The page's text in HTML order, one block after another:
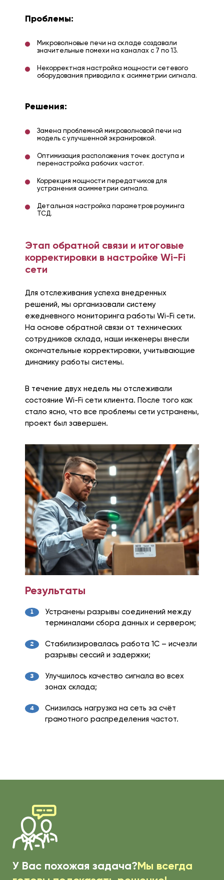
Проблемы:
Микроволновые печи на складе создавали
значительные помехи на каналах с 7 по 13.
Некорректная настройка мощности сетевого
оборудования приводила к асимметрии сигнала.
Решения:
Замена проблемной микроволновой печи на
модель с улучшенной экранировкой.
Оптимизация расположения точек доступа и
перенастройка рабочих частот.
Коррекция мощности передатчиков для
устранения асимметрии сигнала.
Детальная настройка параметров роуминга
ТСД.
Этап обратной связи и итоговые
корректировки в настройке Wi-Fi
сети
Для отслеживания успеха внедренных
решений, мы организовали систему
ежедневного мониторинга работы Wi-Fi сети.
На основе обратной связи от технических
сотрудников склада, наши инженеры внесли
окончательные корректировки, учитывающие
динамику работы системы.
В течение двух недель мы отслеживали
состояние Wi-Fi сети клиента. После того как
стало ясно, что все проблемы сети устранены,
проект был завершен.
Результаты
Устранены разрывы соединений между
терминалами сбора данных и сервером;
Стабилизировалась работа 1С – исчезли
разрывы сессий и задержки;
Улучшилось качество сигнала во всех
зонах склада;
Снизилась нагрузка на сеть за счёт
грамотного распределения частот.
У Вас похожая задача?Мы всегда